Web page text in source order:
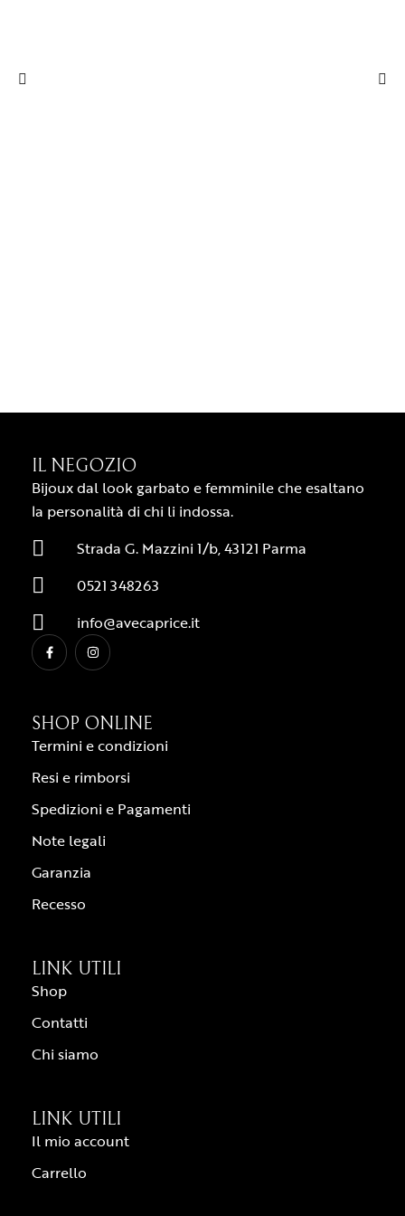
IL NEGOZIO
Bijoux dal look garbato e femminile che esaltano
la personalità di chi li indossa.
Strada G. Mazzini 1/b, 43121 Parma
0521 348263
info@avecaprice.it
SHOP ONLINE
Termini e condizioni
Resi e rimborsi
Spedizioni e Pagamenti
Note legali
Garanzia
Recesso
LINK UTILI
Shop
Contatti
Chi siamo
LINK UTILI
Il mio account
Carrello